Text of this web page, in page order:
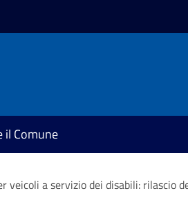
il Comune
veicoli a servizio dei disabili: rilascio